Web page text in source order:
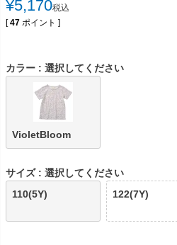
¥5,170税込
[ 47 ポイント ]
カラー 選択してください
VioletBloom
サイズ
選択してください
110(5Y)
122(7Y)